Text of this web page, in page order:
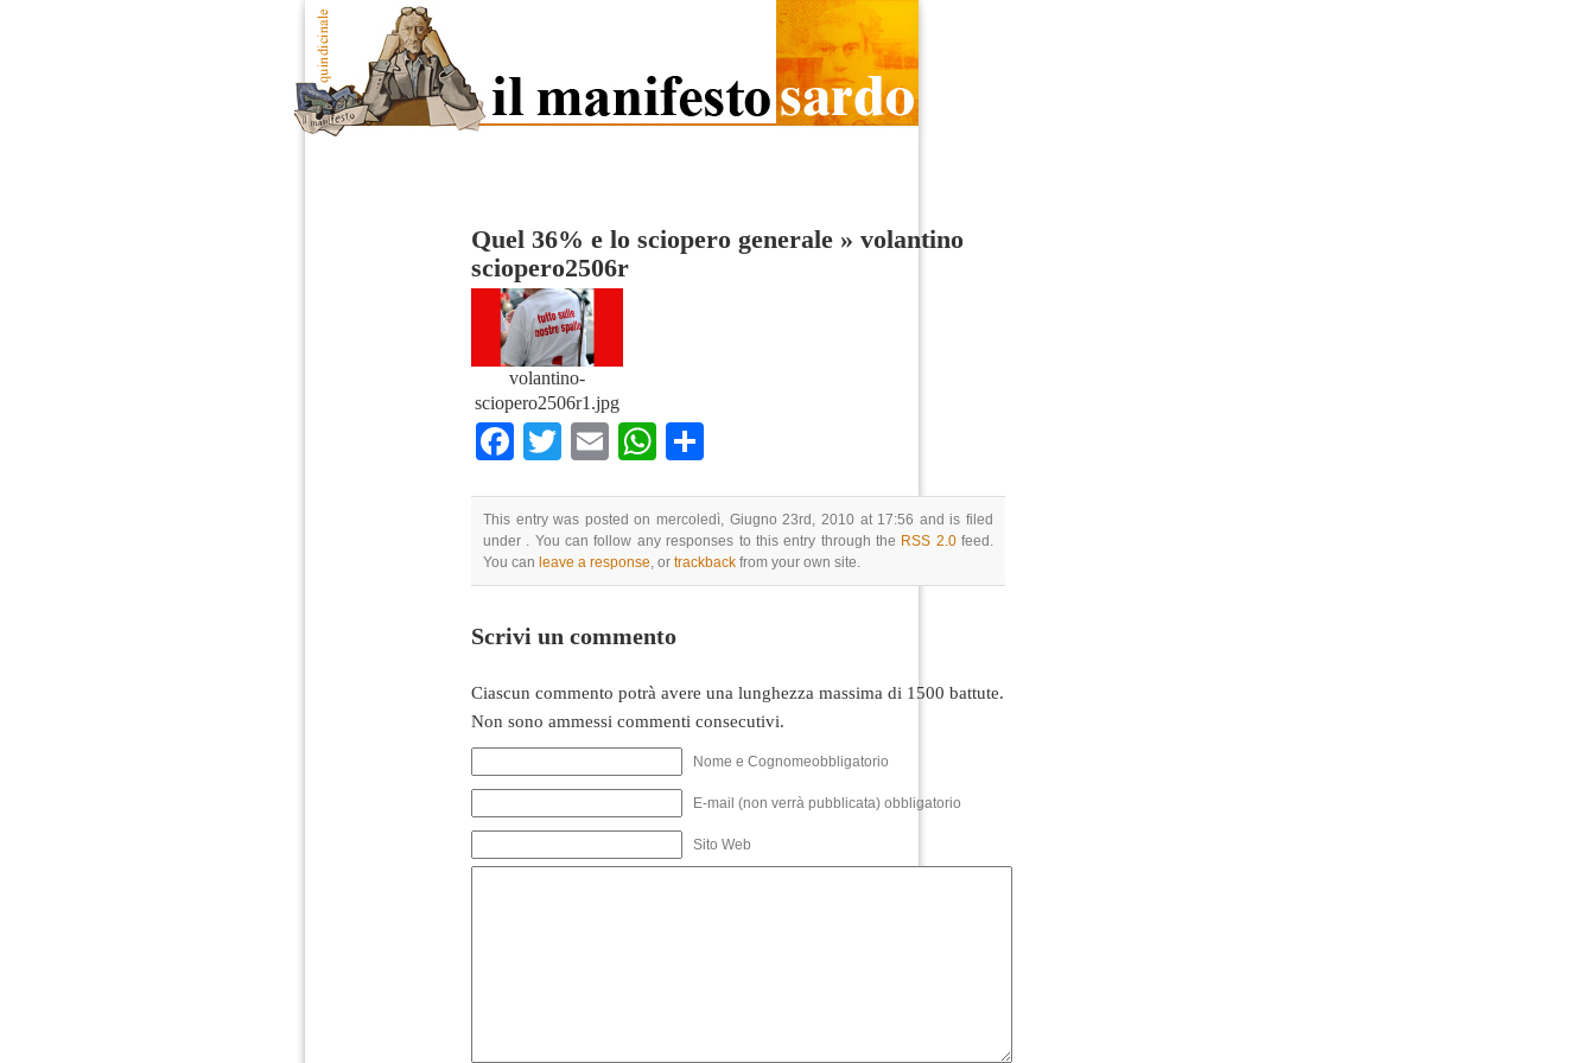
Quel 36% e lo sciopero generale » volantino
sciopero2506r
volantino-
sciopero2506r1.jpg
Facebook
TwitterEmailWhatsApp
This entry was posted on mercoledì, Giugno 23rd, 2010 at 17:56 and is filed
under . You can follow any responses to this entry through the RSS 2.0feed.
You can leave a response, or trackback from your own site.
Scrivi un commento
Ciascun commento potrà avere una lunghezza massima di 1500 battute.
Non sono ammessi commenti consecutivi.
Nome e Cognomeobbligatorio
E-mail (non verrà pubblicata) obbligatorio
Sito Web